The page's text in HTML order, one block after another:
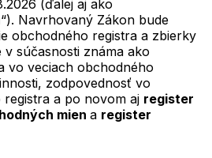
(ďalej aj ako
“). Navrhovaný Zákon bude
obchodného registra a zbierky
súčasnosti známa ako
vo veciach obchodného
zodpovednosť vo
a po novom aj register
mien a register